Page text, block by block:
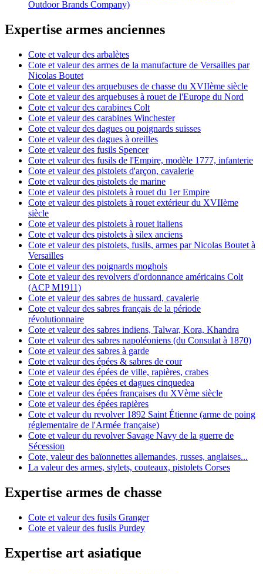
Outdoor Brands Company)
Expertise armes anciennes
Cote et valeur des arbalètes
Cote et valeur des armes de la manufacture de Versailles par
Nicolas Boutet
Cote et valeur des arquebuses de chasse du XVIIème siècle
Cote et valeur des arquebuses à rouet de l'Europe du Nord
Cote et valeur des carabines Colt
Cote et valeur des carabines Winchester
Cote et valeur des dagues ou poignards suisses
Cote et valeur des dagues à oreilles
Cote et valeur des fusils Spencer
Cote et valeur des fusils de l'Empire, modèle 1777, infanterie
Cote et valeur des pistolets d'arçon, cavalerie
Cote et valeur des pistolets de marine
Cote et valeur des pistolets à rouet du 1er Empire
Cote et valeur des pistolets à rouet extérieur du XVIIème
siècle
Cote et valeur des pistolets à rouet italiens
Cote et valeur des pistolets à silex anciens
Cote et valeur des pistolets, fusils, armes par Nicolas Boutet à
Versailles
Cote et valeur des poignards moghols
Cote et valeur des revolvers d'ordonnance américains Colt
(ACP M1911)
Cote et valeur des sabres de hussard, cavalerie
Cote et valeur des sabres français de la période
révolutionnaire
Cote et valeur des sabres indiens, Talwar, Kora, Khandra
Cote et valeur des sabres napoléoniens (du Consulat à 1870)
Cote et valeur des sabres à garde
Cote et valeur des épées & sabres de cour
Cote et valeur des épées de ville, rapières, crabes
Cote et valeur des épées et dagues cinquedea
Cote et valeur des épées françaises du XVème siècle
Cote et valeur des épées rapières
Cote et valeur du revolver 1892 Saint Étienne (arme de poing
réglementaire de l'Armée française)
Cote et valeur du revolver Savage Navy de la guerre de
Sécession
Cote, valeur des baïonnettes allemandes, russes, anglaises...
La valeur des armes, stylets, couteaux, pistolets Corses
Expertise armes de chasse
Cote et valeur des fusils Granger
Cote et valeur des fusils Purdey
Expertise art asiatique